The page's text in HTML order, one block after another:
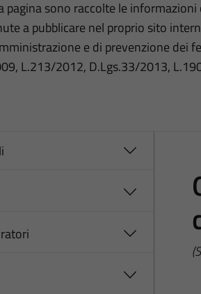
pagina sono raccolte le
a pubblicare nel proprio sito
e di prevenzione dei
L.213/2012, D.Lgs.33/2013,